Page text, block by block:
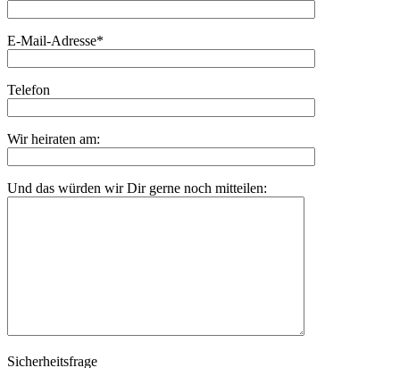
E-Mail-Adresse*
Telefon
Wir heiraten am:
Und das würden wir Dir gerne noch mitteilen:
Sicherheitsfrage